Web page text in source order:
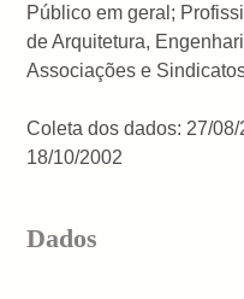
Público em geral;
de Arquitetura,
Associações e
Coleta dos dados: 27/
18/10/2002
Dados